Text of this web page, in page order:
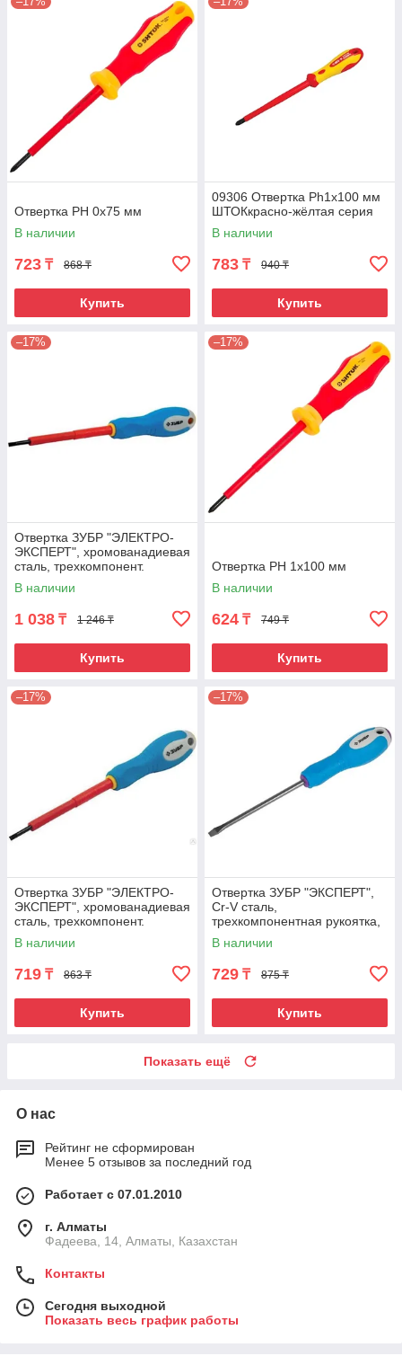
Отвертка РН 0х75 мм
В наличии
723 ₸ 868 ₸
Купить
09306 Отвертка Ph1х100 мм
ШТОКкрасно-жёлтая серия
В наличии
783 ₸ 940 ₸
Купить
–17%
Отвертка ЗУБР "ЭЛЕКТРО-
ЭКСПЕРТ", хромованадиевая
сталь, трехкомпонент.
рукоятка, высоковольтная до
~1000В, SL
В наличии
1 038 ₸ 1 246 ₸
Купить
–17%
Отвертка РН 1х100 мм
В наличии
624 ₸ 749 ₸
Купить
–17%
Отвертка ЗУБР "ЭЛЕКТРО-
ЭКСПЕРТ", хромованадиевая
сталь, трехкомпонент.
рукоятка, высоковольтная до
~1000В, SL,
В наличии
719 ₸ 863 ₸
Купить
–17%
Отвертка ЗУБР "ЭКСПЕРТ",
Cr-V сталь,
трехкомпонентная рукоятка,
цветовая индикация типа
шлица, SL, 5,5x100мм
В наличии
729 ₸ 875 ₸
Купить
Показать ещё
О нас
Рейтинг не сформирован
Менее 5 отзывов за последний год
Работает с 07.01.2010
г. Алматы
Фадеева, 14, Алматы, Казахстан
Контакты
Сегодня выходной
Показать весь график работы